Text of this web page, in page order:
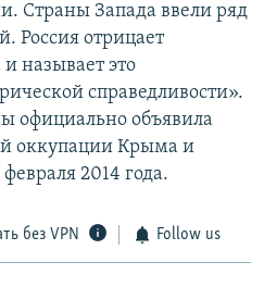
Страны Запада ввели ряд
Россия отрицает
называет это
справедливости».
официально объявила
оккупации Крыма и
2014 года.
без VPN Follow us